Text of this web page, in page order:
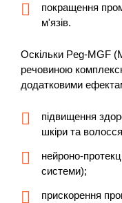
покращення
м'язів.
Оскільки Peg-MGF
речовиною
додатковими
підвищення
шкіри та
нейроно-
системи);
прискорення